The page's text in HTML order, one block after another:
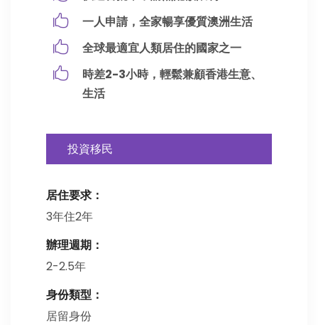
一人申請，全家暢享優質澳洲生活
全球最適宜人類居住的國家之一
時差2-3小時，輕鬆兼顧香港生意、
生活
投資移民
居住要求：
3年住2年
辦理週期：
2-2.5年
身份類型：
居留身份